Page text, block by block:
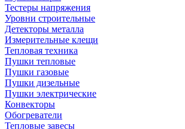
Тестеры напряжения
Уровни строительные
Детекторы металла
Измерительные клещи
Тепловая техника
Пушки тепловые
Пушки газовые
Пушки дизельные
Пушки электрические
Конвекторы
Обогреватели
Тепловые завесы